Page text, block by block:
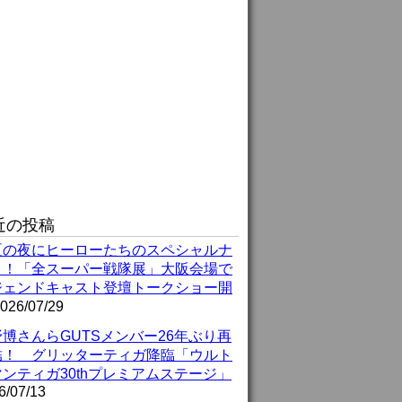
の投稿
夜にヒーローたちのスペシャルナ
「全スーパー戦隊展」大阪会場で
ンドキャスト登壇トークショー開
07/29
さんらGUTSメンバー26年ぶり再
！ グリッターティガ降臨「ウルト
ティガ30thプレミアムステージ」
07/13